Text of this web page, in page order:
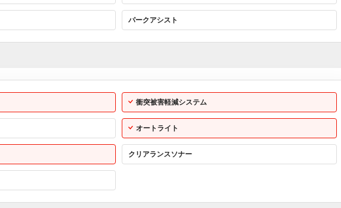
パークアシスト
衝突被害軽減システム
オートライト
クリアランスソナー